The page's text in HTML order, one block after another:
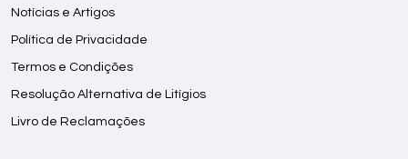
Notícias e Artigos
Política de Privacidade
Termos e Condições
Resolução Alternativa de Litígios
Livro de Reclamações